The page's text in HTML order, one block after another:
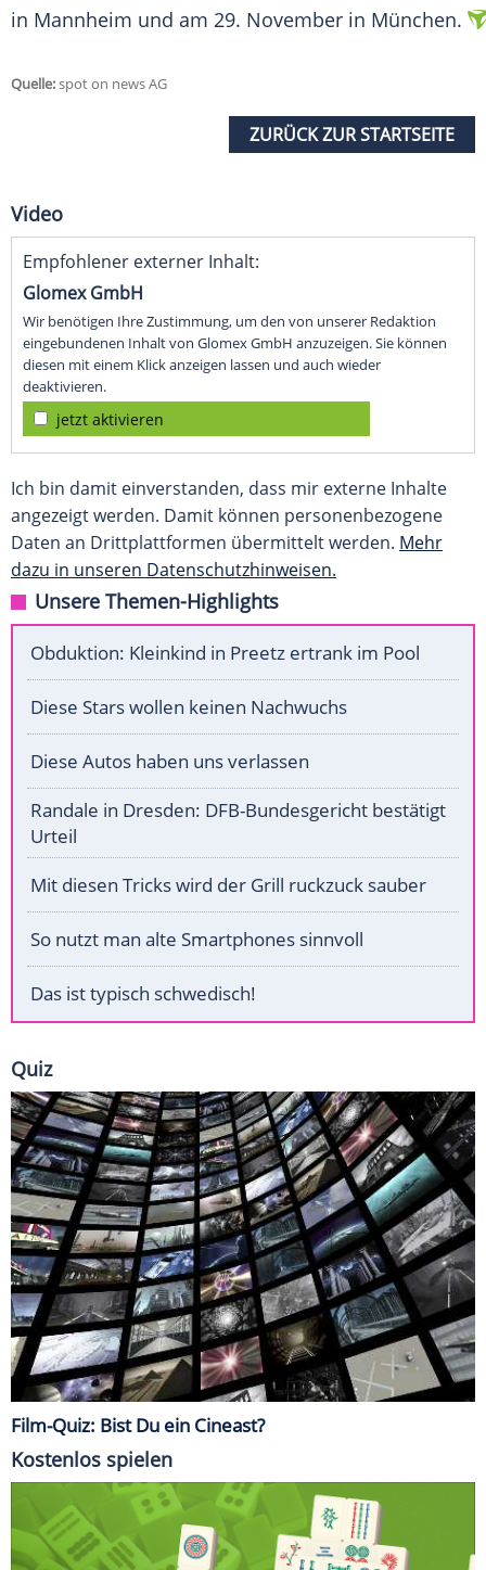
in Mannheim und am 29. November in München.
Quelle:spot on news AG
ZURÜCK ZUR STARTSEITE
Video
Empfohlener externer Inhalt:
Glomex GmbH
Wir benötigen Ihre Zustimmung, um den von unserer Redaktion
eingebundenen Inhalt von Glomex GmbH anzuzeigen. Sie können
diesen mit einem Klick anzeigen lassen und auch wieder
deaktivieren.
jetzt aktivieren
Ich bin damit einverstanden, dass mir externe Inhalte
angezeigt werden. Damit können personenbezogene
Daten an Drittplattformen übermittelt werden. Mehr
dazu in unseren Datenschutzhinweisen.
Unsere Themen-Highlights
Obduktion: Kleinkind in Preetz ertrank im Pool
Diese Stars wollen keinen Nachwuchs
Diese Autos haben uns verlassen
Randale in Dresden: DFB-Bundesgericht bestätigt
Urteil
Mit diesen Tricks wird der Grill ruckzuck sauber
So nutzt man alte Smartphones sinnvoll
Das ist typisch schwedisch!
Quiz
Film-Quiz: Bist Du ein Cineast?
Kostenlos spielen